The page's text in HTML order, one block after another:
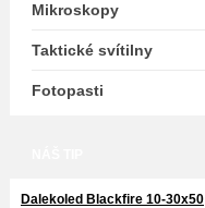
Mikroskopy
Taktické svítilny
Fotopasti
Dalekoled Blackfire 10-30x50